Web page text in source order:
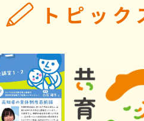
トピック